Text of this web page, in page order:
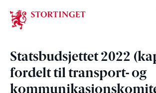
Stortinget.no
Statsbudsjettet 2022
fordelt til transport- og